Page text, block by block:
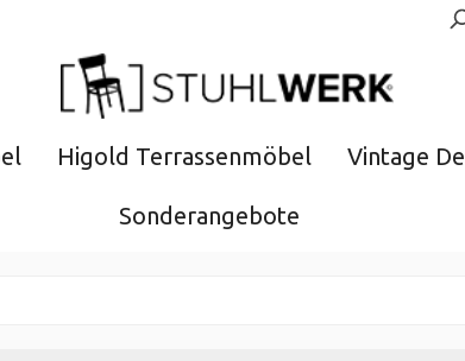
Higold Terrassenmöbel Vintage
Sonderangebote